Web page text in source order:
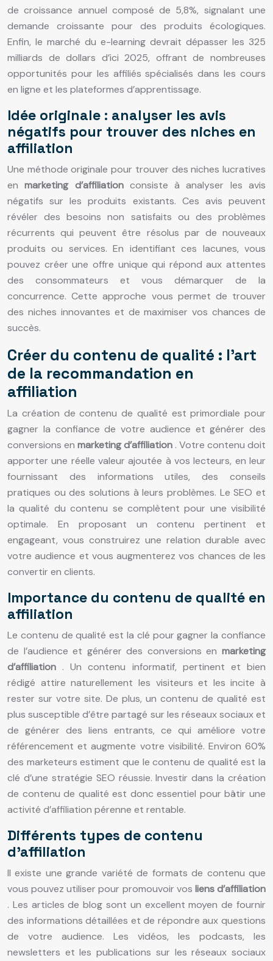
de croissance annuel composé de 5,8%, signalant une
demande croissante pour des produits écologiques.
Enfin, le marché du e-learning devrait dépasser les 325
milliards de dollars d’ici 2025, offrant de nombreuses
opportunités pour les affiliés spécialisés dans les cours
en ligne et les plateformes d’apprentissage.
Idée originale : analyser les avis
négatifs pour trouver des niches en
affiliation
Une méthode originale pour trouver des niches lucratives
enmarketing d’affiliation consiste à analyser les avis
négatifs sur les produits existants. Ces avis peuvent
révéler des besoins non satisfaits ou des problèmes
récurrents qui peuvent être résolus par de nouveaux
produits ou services. En identifiant ces lacunes, vous
pouvez créer une offre unique qui répond aux attentes
des consommateurs et vous démarquer de la
concurrence. Cette approche vous permet de trouver
des niches innovantes et de maximiser vos chances de
succès.
Créer du contenu de qualité : l’art
de la recommandation en
affiliation
La création de contenu de qualité est primordiale pour
gagner la confiance de votre audience et générer des
conversions en marketing d’affiliation . Votre contenu doit
apporter une réelle valeur ajoutée à vos lecteurs, en leur
fournissant des informations utiles, des conseils
pratiques ou des solutions à leurs problèmes. Le SEO et
la qualité du contenu se complètent pour une visibilité
optimale. En proposant un contenu pertinent et
engageant, vous construirez une relation durable avec
votre audience et vous augmenterez vos chances de les
convertir en clients.
Importance du contenu de qualité en
affiliation
Le contenu de qualité est la clé pour gagner la confiance
de l’audience et générer des conversions en marketing
d’affiliation . Un contenu informatif, pertinent et bien
rédigé attire naturellement les visiteurs et les incite à
rester sur votre site. De plus, un contenu de qualité est
plus susceptible d’être partagé sur les réseaux sociaux et
de générer des liens entrants, ce qui améliore votre
référencement et augmente votre visibilité. Environ 60%
des marketeurs estiment que le contenu de qualité est la
clé d’une stratégie SEO réussie. Investir dans la création
de contenu de qualité est donc essentiel pour bâtir une
activité d’affiliation pérenne et rentable.
Différents types de contenu
d’affiliation
Il existe une grande variété de formats de contenu que
vous pouvez utiliser pour promouvoir vos liens d’affiliation
. Les articles de blog sont un excellent moyen de fournir
des informations détaillées et de répondre aux questions
de votre audience. Les vidéos, les podcasts, les
newsletters et les publications sur les réseaux sociaux